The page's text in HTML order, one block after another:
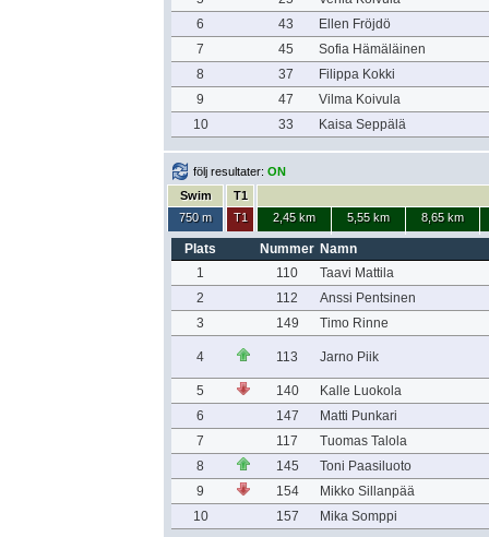
6
43
Ellen Fröjdö
7
45
Sofia Hämäläinen
8
37
Filippa Kokki
9
47
Vilma Koivula
10
33 Kaisa Seppälä
följ resultater: ON
Swim
750 m
T1
T1
2,45 km 5,55 km 8,65 km
Plats Nummer Namn
1
110
Taavi Mattila
2
112
Anssi Pentsinen
3
149 Timo Rinne
4 113 Jarno Piik
5 140
Kalle Luokola
6
147
Matti Punkari
7
117
Tuomas Talola
8
145
Toni Paasiluoto
9
154
Mikko Sillanpää
10
157 Mika Somppi